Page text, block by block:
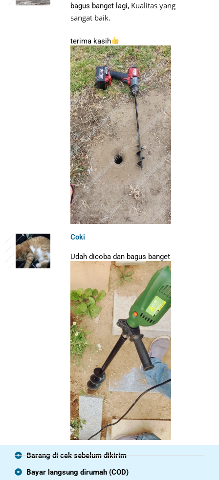
bagus banget lagi, Kualitas yang
sangat baik.
terima kasih
Coki
Udah dicoba dan bagus banget
Barang di cek sebelum dikirim
Bayar langsung dirumah (COD)